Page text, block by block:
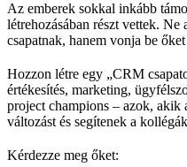
Az emberek sokkal inkább
létrehozásában részt vettek. Ne
csapatnak, hanem vonja be őket
Hozzon létre egy „CRM
értékesítés, marketing,
project champions – azok, akik
változást és segítenek a
Kérdezze meg őket: